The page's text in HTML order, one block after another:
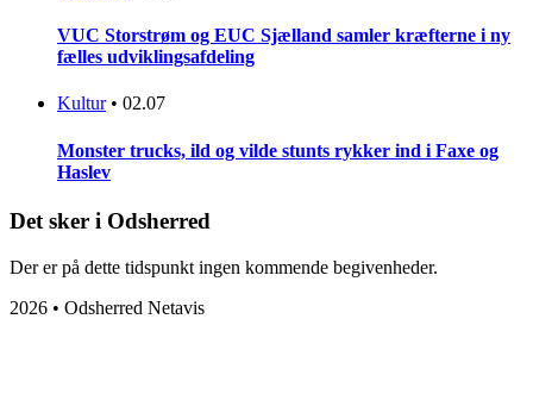
VUC Storstrøm og EUC Sjælland samler kræfterne i ny
fælles udviklingsafdeling
Kultur • 02.07
Monster trucks, ild og vilde stunts rykker ind i Faxe og
Haslev
Det sker i Odsherred
Der er på dette tidspunkt ingen kommende begivenheder.
2026 • Odsherred Netavis